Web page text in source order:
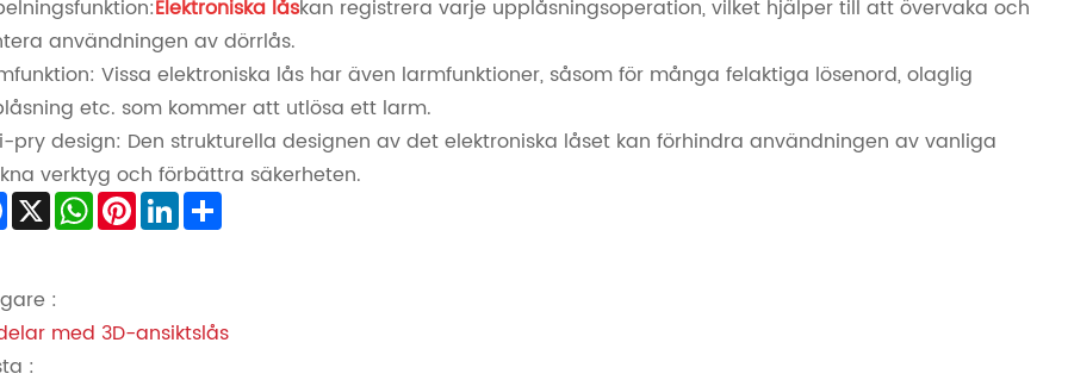
Elektroniska låskan registrera varje upplåsningsoperation, vilket hjälper till att övervaka och
användningen av dörrlås.
Vissa elektroniska lås har även larmfunktioner, såsom för många felaktiga lösenord, olaglig
etc. som kommer att utlösa ett larm.
pry design: Den strukturella designen av det elektroniska låset kan förhindra användningen av vanliga
verktyg och förbättra säkerheten.
Facebook
X WhatsApp
PinterestLinkedIn
:
med 3D-ansiktslås
: